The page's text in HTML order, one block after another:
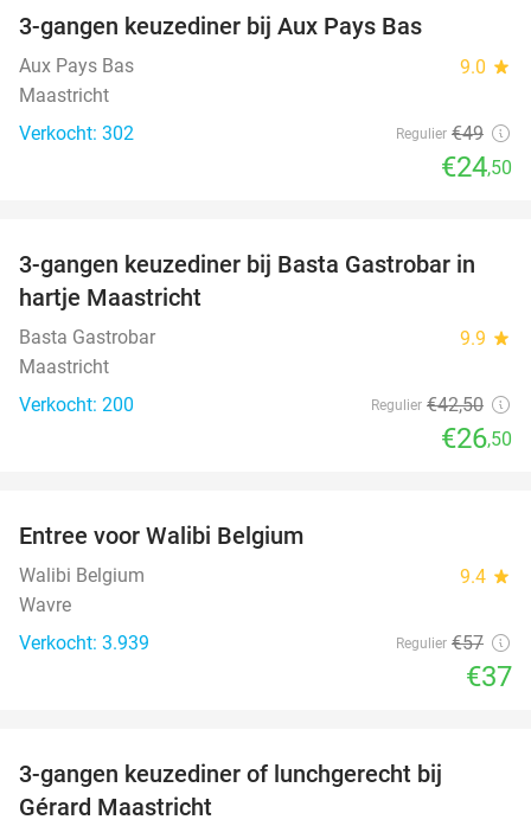
3-gangen keuzediner bij Aux Pays Bas
Aux Pays Bas 9.0 star
Maastricht
Verkocht: 302
Regulier €49
€24,50
38%
3-gangen keuzediner bij Basta Gastrobar in
hartje Maastricht
Basta Gastrobar 9.9 star
Maastricht
Verkocht: 200
Regulier €42,50
€26,50
Entree voor Walibi Belgium
Walibi Belgium 9.4 star
Wavre
Verkocht: 3.939
Regulier €57
€37
3-gangen keuzediner of lunchgerecht bij
Gérard Maastricht